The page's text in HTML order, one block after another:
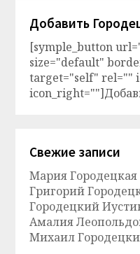
Добавить
[symple_button
size="default"
target="self" rel=""
Свежие записи
Мария Городецкая
Григорий
Городецкий
Амалия
Михаил